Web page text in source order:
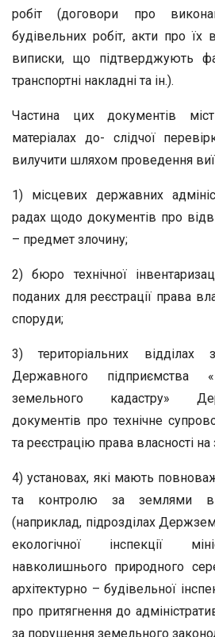
робіт (договори про
будівельних робіт, акти про їх
виписки, що підтверджують
транспортні накладні та ін.).
Частина цих документів
матеріалах до- слідчої
вилучити шляхом проведення
1) місцевих державних
радах щодо документів про
– предмет злочину;
2) бюро технічної
поданих для реєстрації права
споруди;
3) територіальних відділах
Державного підприємства
земельного кадастру»
документів про технічне
та реєстрацію права власності
4) установах, які мають
та контролю за землями
(наприклад, підрозділах
екологічної інспекції
навколишнього природного
архітектурно – будівельної
про притягнення до
за порушення земельного